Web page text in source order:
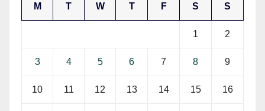
M T W T F S S
1 2
3 4 5 6 7 8 9
10 11 12 13 14 15 16